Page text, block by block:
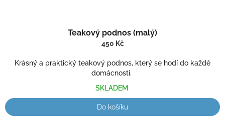
Teakový podnos (malý)
450 Kč
Krásný a praktický teakový podnos, který se hodí do každé
domácnosti.
SKLADEM
Do košíku